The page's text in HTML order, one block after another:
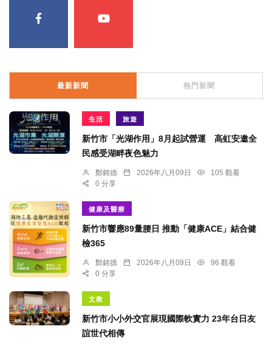
最新新聞 熱門新聞
生活 旅遊
新竹市「光湖作用」8月起試營運 高虹安邀全
民感受湖畔夜色魅力
鄭銘德 2026年八月09日
105 觀看
0 分享
健康及醫療
新竹市響應89量腰日 推動「健康ACE」結合健
檢365
鄭銘德 2026年八月09日
96 觀看
0 分享
文教
新竹市小小外交官展現國際軟實力 23年台日友
誼世代相傳